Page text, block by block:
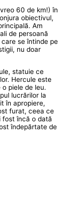
60 de km!) în
obiectivul,
Am
de persoană
se întinde pe
nu doar
statuie ce
Hercule este
piele de leu.
lucrărilor la
în apropiere,
furat, ceea ce
fost încă o dată
îndepărtate de